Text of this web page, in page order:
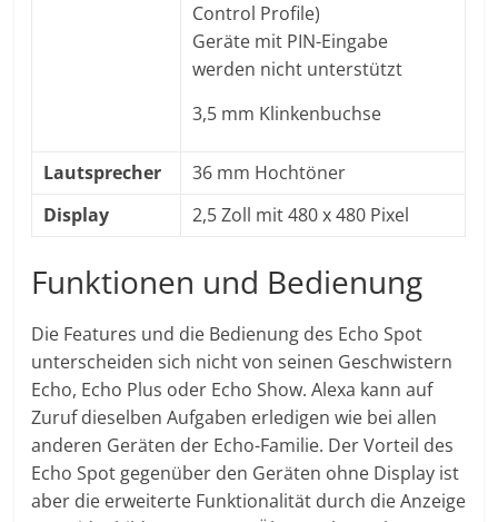
Control Profile)
Geräte mit PIN-Eingabe
werden nicht unterstützt
3,5 mm Klinkenbuchse
Lautsprecher
36 mm Hochtöner
Display
2,5 Zoll mit 480 x 480 Pixel
Funktionen und Bedienung
Die Features und die Bedienung des Echo Spot
unterscheiden sich nicht von seinen Geschwistern
Echo, Echo Plus oder Echo Show. Alexa kann auf
Zuruf dieselben Aufgaben erledigen wie bei allen
anderen Geräten der Echo-Familie. Der Vorteil des
Echo Spot gegenüber den Geräten ohne Display ist
aber die erweiterte Funktionalität durch die Anzeige